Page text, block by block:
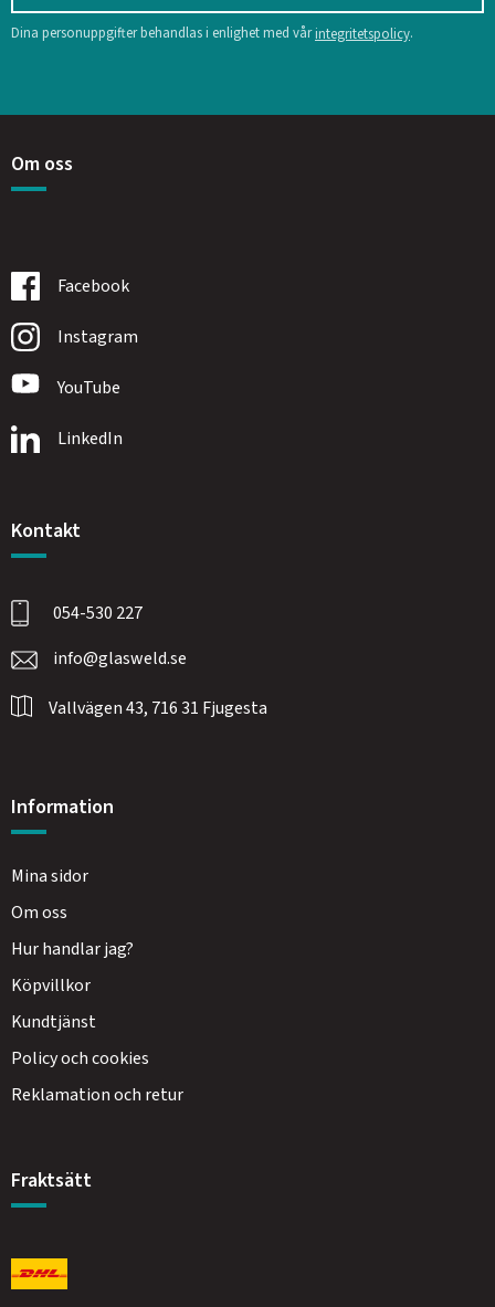
Dina personuppgifter behandlas i enlighet med vårintegritetspolicy.
Om oss
Facebook
Instagram
YouTube
LinkedIn
Kontakt
054-530 227
info@glasweld.se
Vallvägen 43, 716 31 Fjugesta
Information
Mina sidor
Om oss
Hur handlar jag?
Köpvillkor
Kundtjänst
Policy och cookies
Reklamation och retur
Fraktsätt